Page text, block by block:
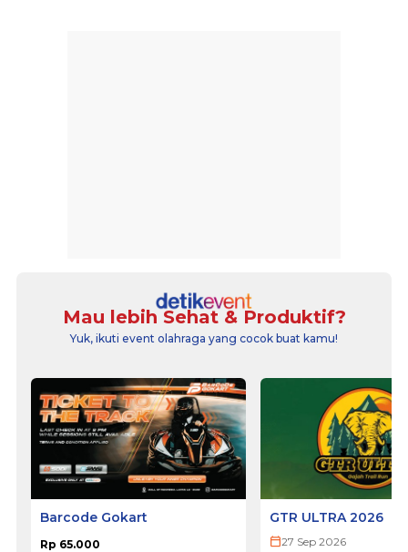
Mau lebih Sehat & Produktif?
Yuk, ikuti event olahraga yang cocok buat kamu!
Barcode Gokart
Rp 65.000
GTR ULTRA 2026
27 Sep 2026